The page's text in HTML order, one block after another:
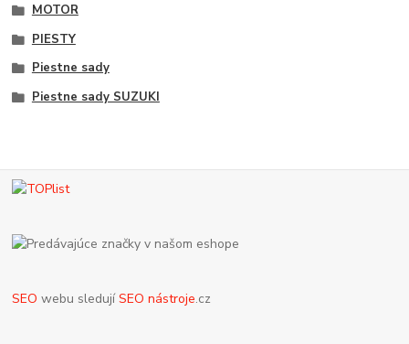
MOTOR
PIESTY
Piestne sady
Piestne sady SUZUKI
SEO webu sledujíSEO nástroje.cz